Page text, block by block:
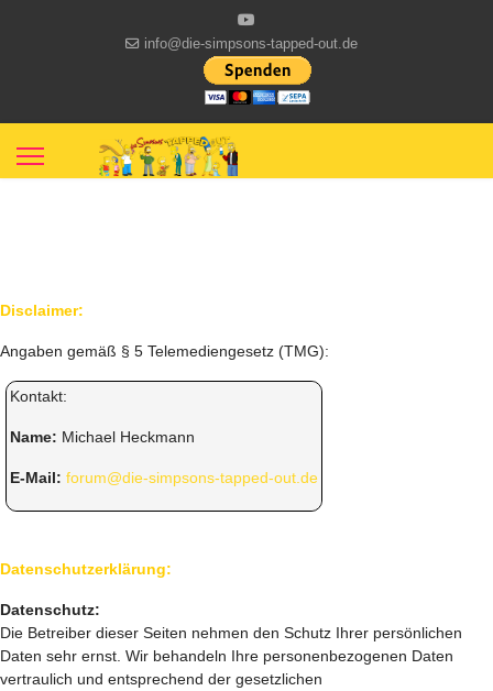
info@die-simpsons-tapped-out.de
Disclaimer:
Angaben gemäß § 5 Telemediengesetz (TMG):
Kontakt:
Name: Michael Heckmann
E-Mail: forum@die-simpsons-tapped-out.de
Datenschutzerklärung:
Datenschutz:
Die Betreiber dieser Seiten nehmen den Schutz Ihrer persönlichen
Daten sehr ernst. Wir behandeln Ihre personenbezogenen Daten
vertraulich und entsprechend der gesetzlichen